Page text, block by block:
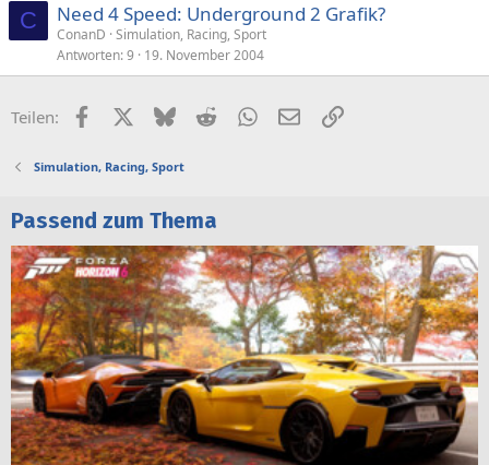
C Need 4 Speed: Underground 2 Grafik?
ConanD Simulation, Racing, Sport
Antworten 9 19. November 2004
Teilen: FacebookX (Twitter)
BlueskyRedditWhatsApp
E-MailLink
Simulation, Racing, Sport
Passend zum Thema